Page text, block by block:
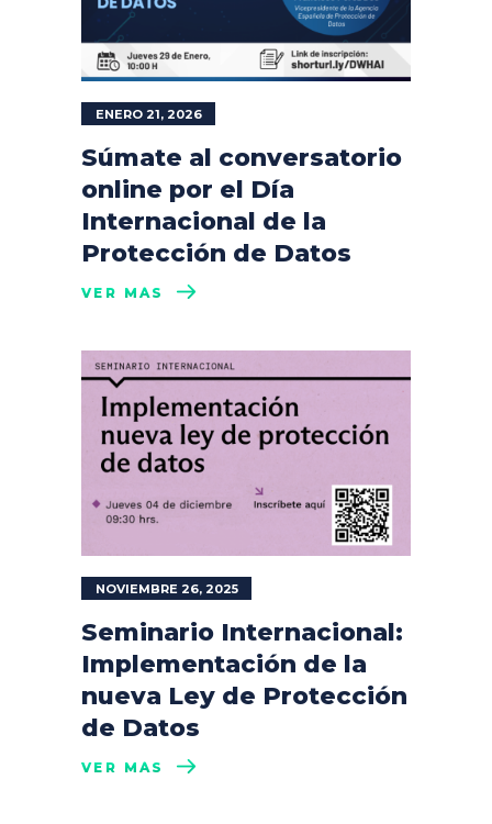
ENERO 21, 2026
Súmate al conversatorio
online por el Día
Internacional de la
Protección de Datos
VER MÁS
NOVIEMBRE 26, 2025
Seminario Internacional:
Implementación de la
nueva Ley de Protección
de Datos
VER MÁS